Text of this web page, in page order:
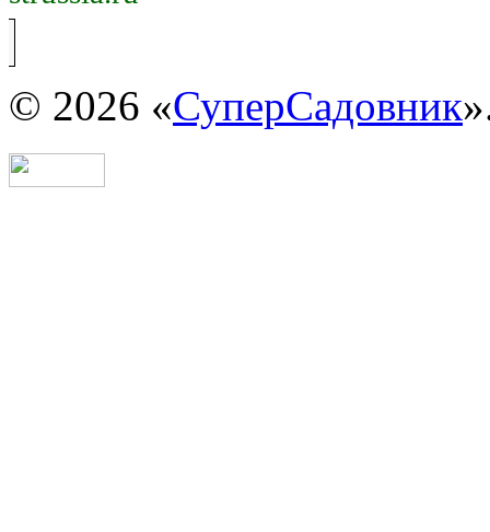
© 2026 «СуперСадовник